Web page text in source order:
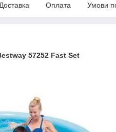
Доставка Оплата Умови
57252 Fast Set